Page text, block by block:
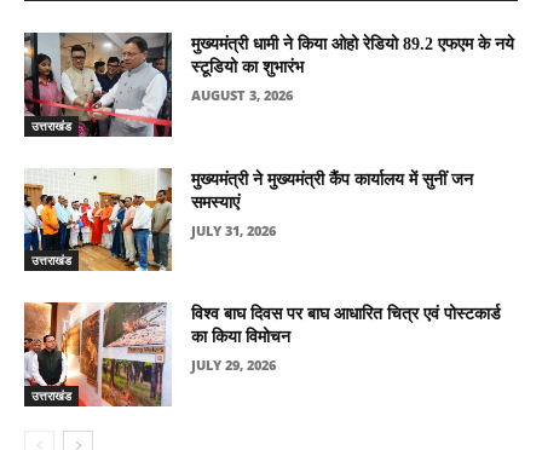
उत्तराखंड
मुख्यमंत्री धामी ने किया ओहो रेडियो 89.2 एफएम के नये
स्टूडियो का शुभारंभ
AUGUST 3, 2026
उत्तराखंड
मुख्यमंत्री ने मुख्यमंत्री कैंप कार्यालय में सुनीं जन
समस्याएं
JULY 31, 2026
उत्तराखंड
विश्व बाघ दिवस पर बाघ आधारित चित्र एवं पोस्टकार्ड
का किया विमोचन
JULY 29, 2026